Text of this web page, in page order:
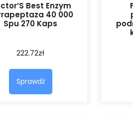
Best Enzym
40 000
Spu 270 Kaps
222.72zł
Sprawdź